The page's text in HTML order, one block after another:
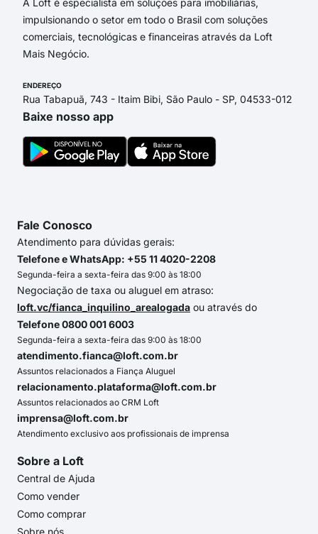
A Loft é especialista em soluções para imobiliárias,
impulsionando o setor em todo o Brasil com soluções
comerciais, tecnológicas e financeiras através da Loft
Mais Negócio.
ENDEREÇO
Rua Tabapuã, 743 - Itaim Bibi, São Paulo - SP, 04533-012
Baixe nosso app
Fale Conosco
Atendimento para dúvidas gerais:
Telefone e WhatsApp: +55 11 4020-2208
Segunda-feira a sexta-feira das 9:00 às 18:00
Negociação de taxa ou aluguel em atraso:
loft.vc/fianca_inquilino_arealogada ou através do
Telefone 0800 001 6003
Segunda-feira a sexta-feira das 9:00 às 18:00
atendimento.fianca@loft.com.br
Assuntos relacionados a Fiança Aluguel
relacionamento.plataforma@loft.com.br
Assuntos relacionados ao CRM Loft
imprensa@loft.com.br
Atendimento exclusivo aos profissionais de imprensa
Sobre a Loft
Central de Ajuda
Como vender
Como comprar
Sobre nós